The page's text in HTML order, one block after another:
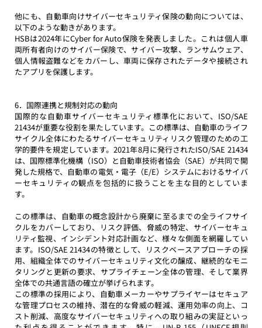
他にも、自動車向けサイバーセキュリティ保険の動向については、
以下のような動きがあります。
HSBは2024年にCyber for Auto保険を発表しました。これは個人車
両所有者向けのサイバー保険で、サイバー攻撃、ランサムウェア、
個人情報盗難などをカバーし、車両に保存されたデータや接続され
たアプリを保護します。
6．国際連携と規制対応の動向
国際的な自動車サイバーセキュリティ標準化において、ISO/SAE
21434が重要な役割を果たしています。この標準は、自動車のライフ
サイクル全体にわたるサイバーセキュリティリスク管理のための工
学的要件を規定しています。2021年8月に発行されたISO/SAE 21434
は、国際標準化機構（ISO）と自動車技術者協会（SAE）が共同で開
発した規格で、自動車の電気・電子（E/E）システムにおけるサイバ
ーセキュリティの観点を包括的に扱うことを主な目的としていま
す。
この標準は、自動車の概念設計から廃棄に至るまでの全ライフサイ
クルをカバーしており、リスク評価、脅威の特定、サイバーセキュ
リティ監視、インシデント対応計画など、様々な側面を網羅してい
ます。ISO/SAE 21434の特徴として、リスクベースアプローチの採
用、組織全体でのサイバーセキュリティ文化の醸成、継続的なモニ
タリングと更新の要求、サプライチェーン全体の管理、そして業界
全体での共通言語の確立が挙げられます。
この標準の採用により、自動車メーカーやサプライヤーはセキュア
な管理プロセスの維持、潜在的な脅威の軽減、運用効率の向上、コ
スト削減、高度なサイバーセキュリティへの取り組みの実証といっ